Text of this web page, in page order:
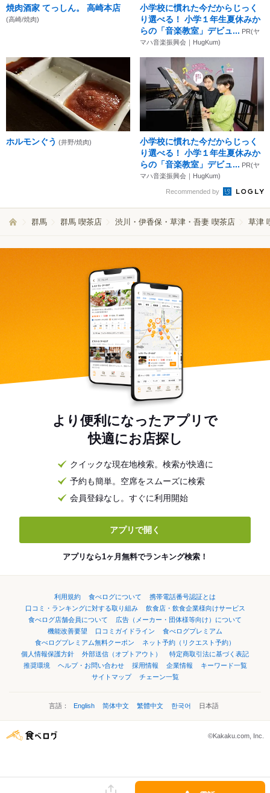
焼肉酒家 てっしん。 高崎本店
(高崎/焼肉)
小学校に慣れた今だからじっく
り選べる！ 小学１年生夏休みか
らの「音楽教室」デビュ... PR(ヤ
マハ音楽振興会｜HugKum)
ホルモンぐう (井野/焼肉)
小学校に慣れた今だからじっく
り選べる！ 小学１年生夏休みか
らの「音楽教室」デビュ... PR(ヤ
マハ音楽振興会｜HugKum)
Recommended by
群馬 群馬 喫茶店 渋川・伊香保・草津・吾妻 喫茶店 草津
より便利になったアプリで
快適にお店探し
クイックな現在地検索。検索が快適に
予約も簡単。空席をスムーズに検索
会員登録なし。すぐに利用開始
アプリで開く
アプリなら1ヶ月無料でランキング検索！
利用規約 食べログについて
携帯電話番号認証とは
口コミ・ランキングに対する取り組み
飲食店・飲食企業様向けサービス
食べログ店舗会員について
広告（メーカー・団体様等向け）について
機能改善要望
口コミガイドライン
食べログプレミアム
食べログプレミアム無料クーポン
ネット予約（リクエスト予約）
個人情報保護方針
外部送信（オプトアウト）
特定商取引法に基づく表記
推奨環境
ヘルプ・お問い合わせ 採用情報 企業情報
キーワード一覧
サイトマップ
チェーン一覧
言語： English 简体中文 繁體中文 한국어 日本語
©Kakaku.com, Inc.